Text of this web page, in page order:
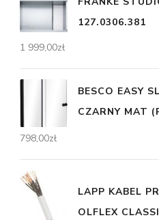
127.0306.381
1 999,00zł
BESCO EASY
CZARNY MAT
798,00zł
LAPP KABEL
OLFLEX